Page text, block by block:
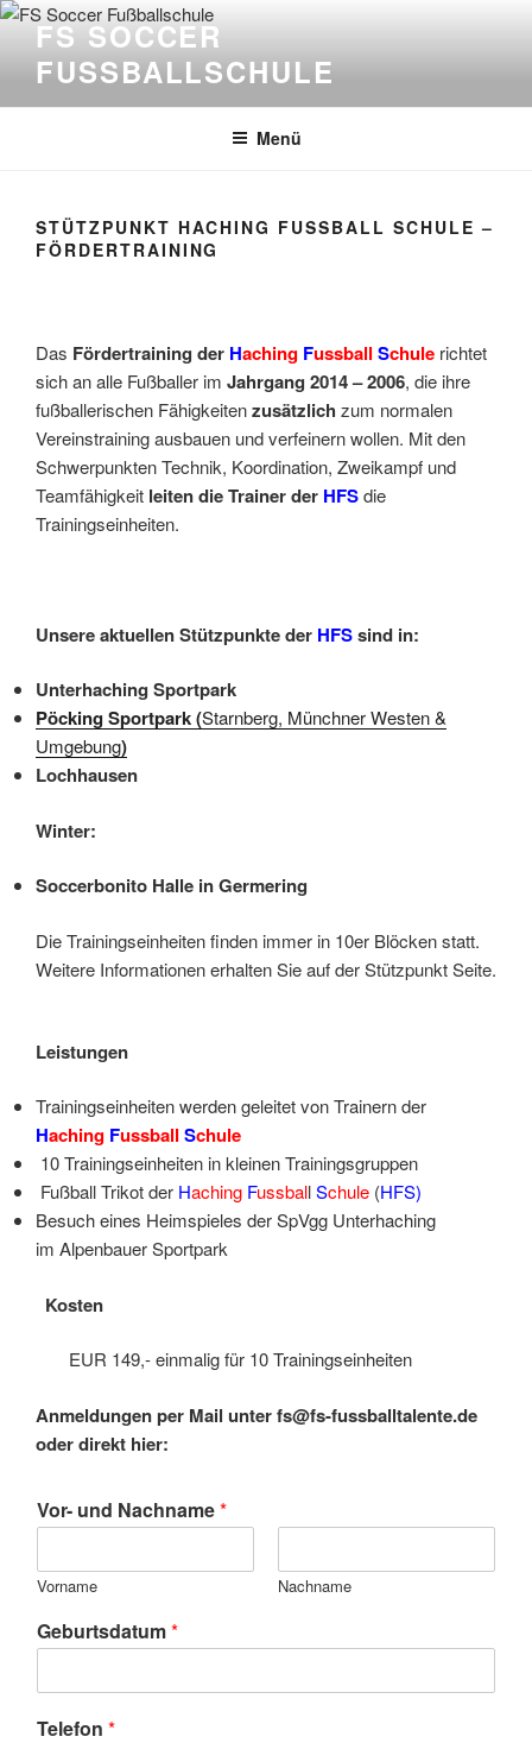
Zum
springen
FS SOCCER
FUSSBALLSCHULE
Menü
STÜTZPUNKT HACHING FUSSBALL SCHULE –
FÖRDERTRAINING
Das Fördertraining der Haching Fussball Schule richtet
sich an alle Fußballer im Jahrgang 2014 – 2006, die ihre
fußballerischen Fähigkeitenzusätzlich zum normalen
Vereinstraining ausbauen und verfeinern wollen. Mit den
Schwerpunkten Technik, Koordination, Zweikampf und
Teamfähigkeit leiten die Trainer der HFSdie
Trainingseinheiten.
Unsere aktuellen Stützpunkte der HFSsind in:
Unterhaching Sportpark
Pöcking Sportpark(Starnberg, Münchner Westen &
Umgebung)
Lochhausen
Winter:
Soccerbonito Halle in Germering
Die Trainingseinheiten finden immer in 10er Blöcken statt.
Weitere Informationen erhalten Sie auf der Stützpunkt Seite.
Leistungen
Trainingseinheiten werden geleitet von Trainern der
Haching Fussball Schule
10 Trainingseinheiten in kleinen Trainingsgruppen
Fußball Trikot der Haching FussballSchule (HFS)
Besuch eines Heimspieles der SpVgg Unterhaching
im Alpenbauer Sportpark
Kosten
EUR 149,- einmalig für 10 Trainingseinheiten
Anmeldungen per Mail unter fs@fs-fussballtalente.de
oder direkt hier:
Vor- und Nachname*
Vorname Nachname
Geburtsdatum*
Telefon *